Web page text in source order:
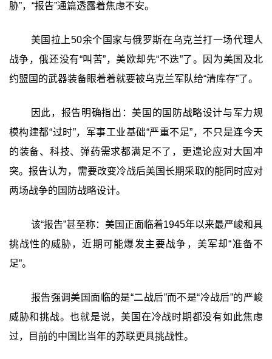
胁”，“报告”通篇透露着焦虑不安。
美国拉上50余个国家与俄罗斯在乌克兰打一场代理人
战争，俄还没有“叫苦”，美欧却先“不迭”了。因为美国及北
约盟国的武器装备眼着着就要被乌克兰军队给“清库存”了。
因此，报告明确指出：美国的国防战略设计与军力规
模构建都“过时”，军事工业基础“严重不足”，不只是连今天
的装备、科技、弹药需求都满足不了，更遑论应对大国冲
突。报告认为，需要改变冷战后美国长期采取的能同时应对
两场战争的国防战略设计。
该“报告”甚至称：美国正面临着1945年以来最严峻和具
挑战性的威胁，近期可能爆发主要战争，美军却“准备不
足”。
报告强调美国面临的是“二战后”而不是“冷战后”的严峻
威胁和挑战。也就是说，美国在冷战时期都没有如此焦虑
过，目前的中国比当年的苏联更具挑战性。